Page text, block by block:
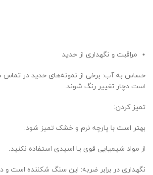
مراقبت و نگهداری از حدید
حساس به آب: برخی از نمونه‌های حدید در تماس
است دچار تغییر رنگ شوند.
تمیز کردن:
بهتر است با پارچه نرم و خشک تمیز شود.
از مواد شیمیایی قوی یا اسیدی استفاده نکنید.
نگهداری در برابر ضربه: این سنگ شکننده است